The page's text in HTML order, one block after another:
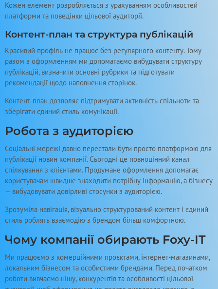
Кожен елемент розробляється з урахуванням особливостей
платформи та поведінки цільової аудиторії.
Контент-план та структура публікацій
Красивий профіль не працює без регулярного контенту. Тому
разом з оформленням ми допомагаємо вибудувати структуру
публікацій, визначити основні рубрики та підготувати
рекомендації щодо наповнення сторінок.
Контент-план дозволяє підтримувати активність спільноти та
зберігати єдиний стиль комунікації.
Робота з аудиторією
Соціальні мережі давно перестали бути просто платформою для
публікації новин компанії. Сьогодні це повноцінний канал
спілкування з клієнтами. Продумане оформлення допомагає
користувачам швидше знаходити потрібну інформацію, а бізнесу
— вибудовувати довірливі стосунки з аудиторією.
Зрозуміла навігація, візуально структурований контент і єдиний
стиль роблять взаємодію з брендом більш комфортною.
Чому компанії обирають Foxy-IT
Ми працюємо з комерційними проєктами, інтернет-магазинами,
локальним бізнесом та особистими брендами. Перед початком
роботи вивчаємо нішу, конкурентів та особливості цільової